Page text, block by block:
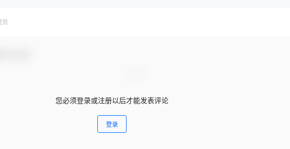
员
您必须登录或注册以后才能发表评论
登录